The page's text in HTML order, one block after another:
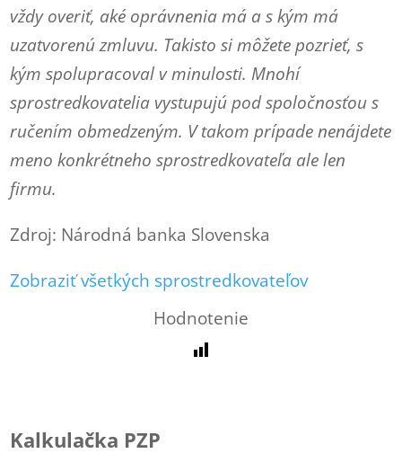
vždy overiť, aké oprávnenia má a s kým má
uzatvorenú zmluvu. Takisto si môžete pozrieť, s
kým spolupracoval v minulosti. Mnohí
sprostredkovatelia vystupujú pod spoločnosťou s
ručením obmedzeným. V takom prípade nenájdete
meno konkrétneho sprostredkovateľa ale len
firmu.
Zdroj: Národná banka Slovenska
Zobraziť všetkých sprostredkovateľov
Hodnotenie
Kalkulačka PZP